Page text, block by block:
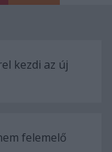
kezdi az új
felemelő